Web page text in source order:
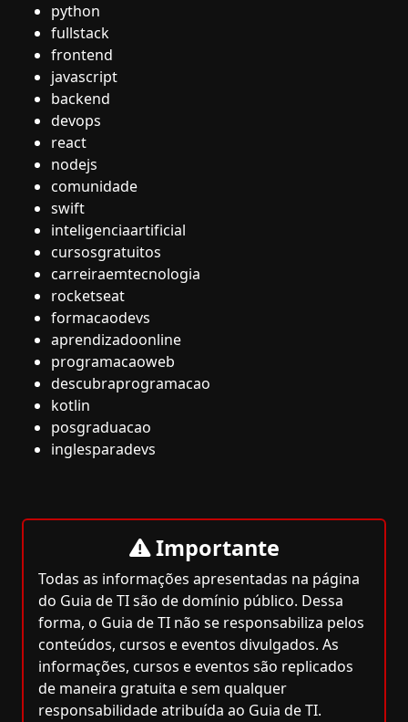
python
fullstack
frontend
javascript
backend
devops
react
nodejs
comunidade
swift
inteligenciaartificial
cursosgratuitos
carreiraemtecnologia
rocketseat
formacaodevs
aprendizadoonline
programacaoweb
descubraprogramacao
kotlin
posgraduacao
inglesparadevs
Importante
Todas as informações apresentadas na página
do Guia de TI são de domínio público. Dessa
forma, o Guia de TI não se responsabiliza pelos
conteúdos, cursos e eventos divulgados. As
informações, cursos e eventos são replicados
de maneira gratuita e sem qualquer
responsabilidade atribuída ao Guia de TI.